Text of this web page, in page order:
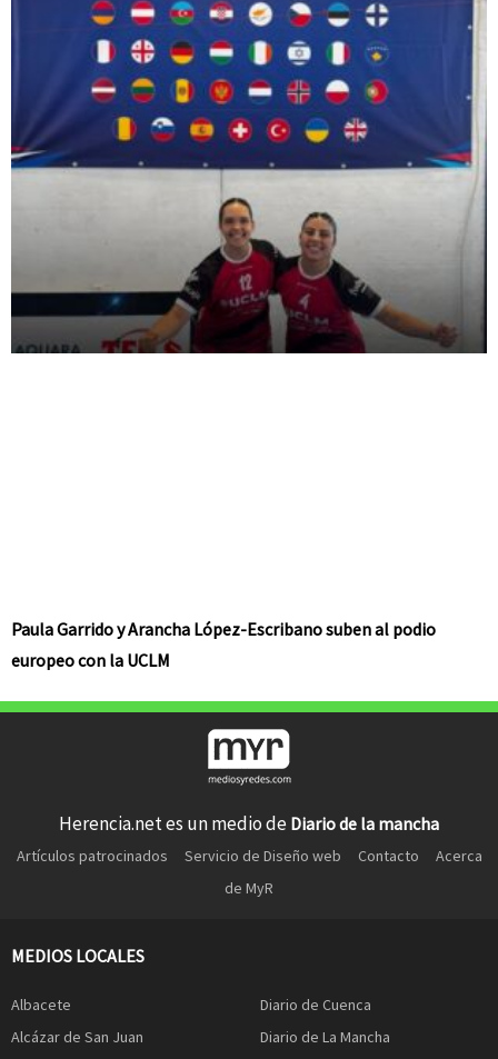
Paula Garrido y Arancha López-Escribano suben al podio
europeo con la UCLM
Herencia.net es un medio de Diario de la mancha
Artículos patrocinados Servicio de Diseño web Contacto
Acerca
de MyR
MEDIOS LOCALES
Albacete
Alcázar de San Juan
Diario de Cuenca
Diario de La Mancha